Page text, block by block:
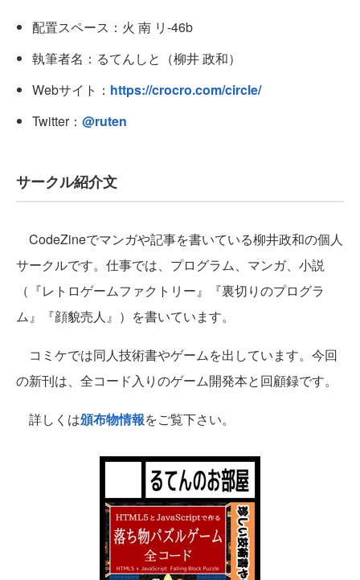
配置スペース：火 南 リ-46b
執筆者名：るてんしと（柳井 政和）
Webサイト： https://crocro.com/circle/
Twitter： @ruten
サークル紹介文
CodeZineでマンガや記事を書いている柳井政和の個人
サークルです。仕事では、プログラム、マンガ、小説
（『レトロゲームファクトリー』『裏切りのプログラ
ム』『顔貌売人』）を書いています。
コミケでは同人技術書やゲームを出しています。今回
の新刊は、全コード入りのゲーム開発本と回顧録です。
詳しくは頒布物情報をご覧下さい。